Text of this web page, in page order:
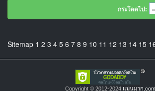
กระโดดไป:
Sitemap 1 2 3 4 5 6 7 8 9 10 11 12 13 14 15
Copyright © 2012-2024 แม่นมาก.com